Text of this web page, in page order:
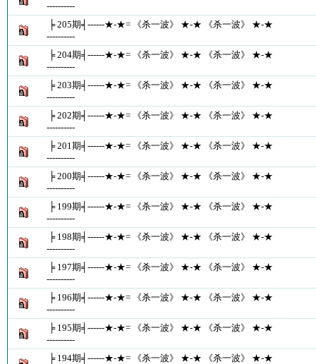
----------
╞ 205期╡------★-★= 《杀一波》 ★-★ 《杀一波》 ★-★
----------
╞ 204期╡------★-★= 《杀一波》 ★-★ 《杀一波》 ★-★
----------
╞ 203期╡------★-★= 《杀一波》 ★-★ 《杀一波》 ★-★
----------
╞ 202期╡------★-★= 《杀一波》 ★-★ 《杀一波》 ★-★
----------
╞ 201期╡------★-★= 《杀一波》 ★-★ 《杀一波》 ★-★
----------
╞ 200期╡------★-★= 《杀一波》 ★-★ 《杀一波》 ★-★
----------
╞ 199期╡------★-★= 《杀一波》 ★-★ 《杀一波》 ★-★
----------
╞ 198期╡------★-★= 《杀一波》 ★-★ 《杀一波》 ★-★
----------
╞ 197期╡------★-★= 《杀一波》 ★-★ 《杀一波》 ★-★
----------
╞ 196期╡------★-★= 《杀一波》 ★-★ 《杀一波》 ★-★
----------
╞ 195期╡------★-★= 《杀一波》 ★-★ 《杀一波》 ★-★
----------
╞ 194期╡------★-★= 《杀一波》 ★-★ 《杀一波》 ★-★